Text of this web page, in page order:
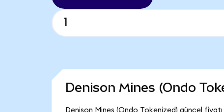
Denison Mines (Ondo
Denison Mines (Ondo Tokenized) güncel